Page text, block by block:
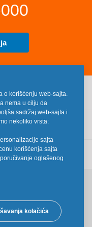
o korišćenju web-sajta.
nema u cilju da
sadržaj web-sajta i
nekoliko vrsta:
sajta
korišćenja sajta
oglašenog
kolačića